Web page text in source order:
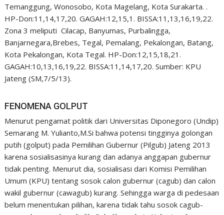
Temanggung, Wonosobo, Kota Magelang, Kota Surakarta. .
HP-Don:11,14,17,20. GAGAH:12,15,1. BISSA:11,13,16,19,22.
Zona 3 meliputi Cilacap, Banyumas, Purbalingga,
Banjarnegara,Brebes, Tegal, Pemalang, Pekalongan, Batang,
Kota Pekalongan, Kota Tegal. HP-Don:12,15,18,21.
GAGAH:10,13,16,19,22. BISSA:11,14,17,20. Sumber: KPU
Jateng (SM,7/5/13).
FENOMENA GOLPUT
Menurut pengamat politik dari Universitas Diponegoro (Undip)
Semarang M. Yulianto,M.Si bahwa potensi tingginya golongan
putih (golput) pada Pemilihan Gubernur (Pilgub) Jateng 2013
karena sosialisasinya kurang dan adanya anggapan gubernur
tidak penting. Menurut dia, sosialisasi dari Komisi Pemilihan
Umum (KPU) tentang sosok calon gubernur (cagub) dan calon
wakil gubernur (cawagub) kurang. Sehingga warga di pedesaan
belum menentukan pilihan, karena tidak tahu sosok cagub-